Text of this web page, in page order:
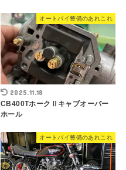
オートバイ整備のあれこれ
2025.11.18
CB400TホークⅡキャブオーバー
ホール
オートバイ整備のあれこれ